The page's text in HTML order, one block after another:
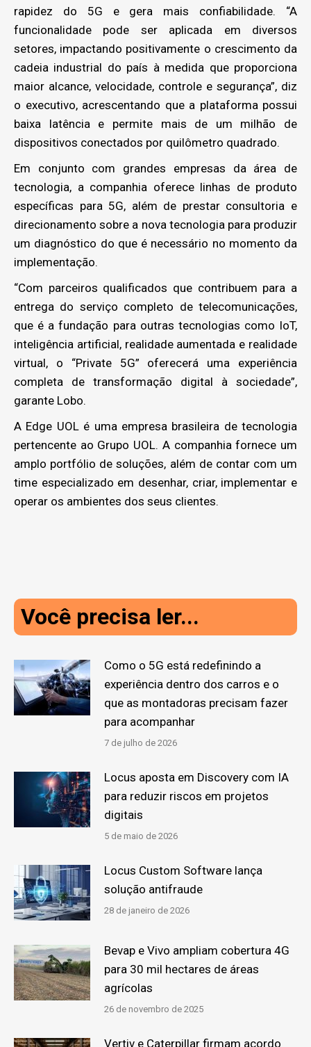
rapidez do 5G e gera mais confiabilidade. “A
funcionalidade pode ser aplicada em diversos
setores, impactando positivamente o crescimento da
cadeia industrial do país à medida que proporciona
maior alcance, velocidade, controle e segurança”, diz
o executivo, acrescentando que a plataforma possui
baixa latência e permite mais de um milhão de
dispositivos conectados por quilômetro quadrado.
Em conjunto com grandes empresas da área de
tecnologia, a companhia oferece linhas de produto
específicas para 5G, além de prestar consultoria e
direcionamento sobre a nova tecnologia para produzir
um diagnóstico do que é necessário no momento da
implementação.
“Com parceiros qualificados que contribuem para a
entrega do serviço completo de telecomunicações,
que é a fundação para outras tecnologias como IoT,
inteligência artificial, realidade aumentada e realidade
virtual, o “Private 5G” oferecerá uma experiência
completa de transformação digital à sociedade”,
garante Lobo.
A Edge UOL é uma empresa brasileira de tecnologia
pertencente ao Grupo UOL. A companhia fornece um
amplo portfólio de soluções, além de contar com um
time especializado em desenhar, criar, implementar e
operar os ambientes dos seus clientes.
Você precisa ler...
Como o 5G está redefinindo a
experiência dentro dos carros e o
que as montadoras precisam fazer
para acompanhar
7 de julho de 2026
Locus aposta em Discovery com IA
para reduzir riscos em projetos
digitais
5 de maio de 2026
Locus Custom Software lança
solução antifraude
28 de janeiro de 2026
Bevap e Vivo ampliam cobertura 4G
para 30 mil hectares de áreas
agrícolas
26 de novembro de 2025
Vertiv e Caterpillar firmam acordo